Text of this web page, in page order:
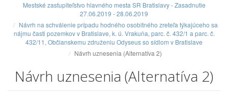
Mestské zastupiteľstvo hlavného mesta SR Bratislavy - Zasadnutie
27.06.2019 - 28.06.2019
Návrh na schválenie prípadu hodného osobitného zreteľa týkajúceho sa
nájmu časti pozemkov v Bratislave, k. ú. Vrakuňa, parc. č. 432/1 a parc. č.
432/11, Občianskemu združeniu Odyseus so sídlom v Bratislave
Návrh uznesenia (Alternatíva 2)
Návrh uznesenia (Alternatíva 2)